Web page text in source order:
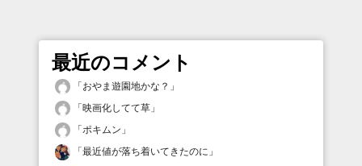
最近のコメント
「おやま遊園地かな？ 」
「映画化してて草 」
「ポキムン 」
「最近値が落ち着いてきたのに 」